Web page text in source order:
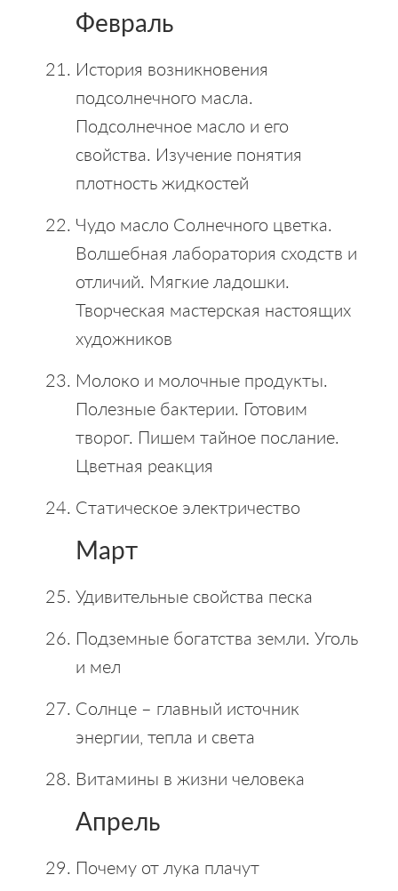
Февраль
История возникновения
подсолнечного масла.
Подсолнечное масло и его
свойства. Изучение понятия
плотность жидкостей
Чудо масло Солнечного цветка.
Волшебная лаборатория сходств и
отличий. Мягкие ладошки.
Творческая мастерская настоящих
художников
Молоко и молочные продукты.
Полезные бактерии. Готовим
творог. Пишем тайное послание.
Цветная реакция
Статическое электричество
Март
Удивительные свойства песка
Подземные богатства земли. Уголь
и мел
Солнце – главный источник
энергии, тепла и света
Витамины в жизни человека
Апрель
Почему от лука плачут